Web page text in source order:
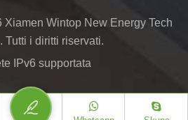
Wintop New Energy Tech
Tutti i diritti riservati.
IPv6 supportata